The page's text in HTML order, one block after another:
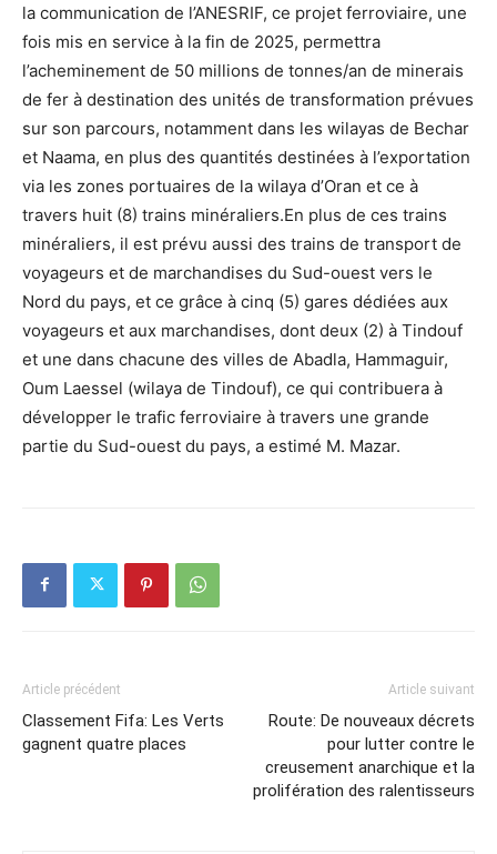
la communication de l’ANESRIF, ce projet ferroviaire, une
fois mis en service à la fin de 2025, permettra
l’acheminement de 50 millions de tonnes/an de minerais
de fer à destination des unités de transformation prévues
sur son parcours, notamment dans les wilayas de Bechar
et Naama, en plus des quantités destinées à l’exportation
via les zones portuaires de la wilaya d’Oran et ce à
travers huit (8) trains minéraliers.En plus de ces trains
minéraliers, il est prévu aussi des trains de transport de
voyageurs et de marchandises du Sud-ouest vers le
Nord du pays, et ce grâce à cinq (5) gares dédiées aux
voyageurs et aux marchandises, dont deux (2) à Tindouf
et une dans chacune des villes de Abadla, Hammaguir,
Oum Laessel (wilaya de Tindouf), ce qui contribuera à
développer le trafic ferroviaire à travers une grande
partie du Sud-ouest du pays, a estimé M. Mazar.
Article précédent
Classement Fifa: Les Verts
gagnent quatre places
Article suivant
Route: De nouveaux décrets
pour lutter contre le
creusement anarchique et la
prolifération des ralentisseurs